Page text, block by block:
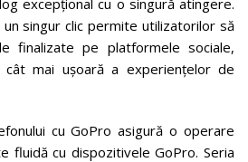
singur clic permite utilizatorilor să
finalizate pe platformele sociale,
mai ușoară a experiențelor de
cu GoPro asigură o operare
fluidă cu dispozitivele GoPro. Seria